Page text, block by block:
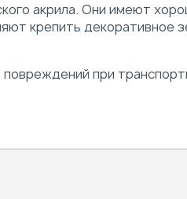
акрила. Они имеют
крепить декоративное
при